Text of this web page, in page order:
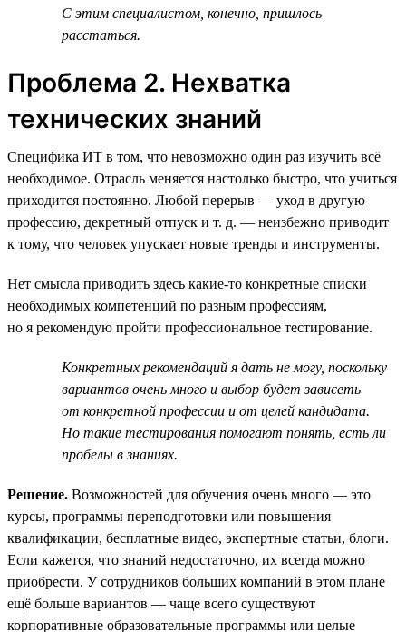
С этим специалистом, конечно, пришлось
расстаться.
Проблема 2. Нехватка
технических знаний
Специфика ИТ в том, что невозможно один раз изучить всё
необходимое. Отрасль меняется настолько быстро, что учиться
приходится постоянно. Любой перерыв — уход в другую
профессию, декретный отпуск и т. д. — неизбежно приводит
к тому, что человек упускает новые тренды и инструменты.
Нет смысла приводить здесь какие-то конкретные списки
необходимых компетенций по разным профессиям,
но я рекомендую пройти профессиональное тестирование.
Конкретных рекомендаций я дать не могу, поскольку
вариантов очень много и выбор будет зависеть
от конкретной профессии и от целей кандидата.
Но такие тестирования помогают понять, есть ли
пробелы в знаниях.
Решение. Возможностей для обучения очень много — это
курсы, программы переподготовки или повышения
квалификации, бесплатные видео, экспертные статьи, блоги.
Если кажется, что знаний недостаточно, их всегда можно
приобрести. У сотрудников больших компаний в этом плане
ещё больше вариантов — чаще всего существуют
корпоративные образовательные программы или целые